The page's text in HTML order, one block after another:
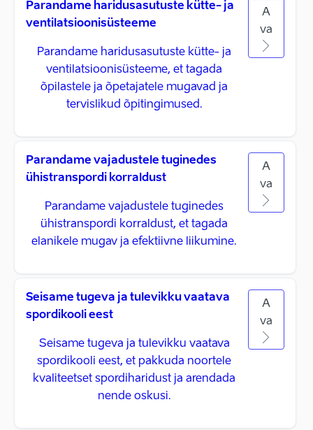
Parandame haridusasutuste kütte- ja
ventilatsioonisüsteeme
Parandame haridusasutuste kütte- ja
ventilatsioonisüsteeme, et tagada
õpilastele ja õpetajatele mugavad ja
tervislikud õpitingimused.
A
va
Parandame vajadustele tuginedes
ühistranspordi korraldust
Parandame vajadustele tuginedes
ühistranspordi korraldust, et tagada
elanikele mugav ja efektiivne liikumine.
A
va
Seisame tugeva ja tulevikku vaatava
spordikooli eest
Seisame tugeva ja tulevikku vaatava
spordikooli eest, et pakkuda noortele
kvaliteetset spordiharidust ja arendada
nende oskusi.
A
va